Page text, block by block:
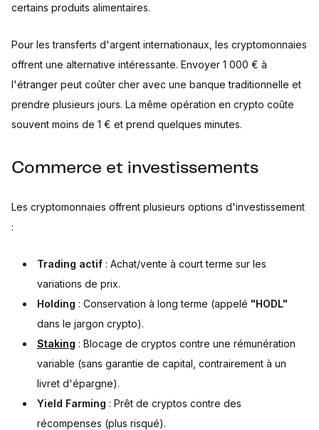
certains produits alimentaires.
Pour les transferts d'argent internationaux, les cryptomonnaies
offrent une alternative intéressante. Envoyer 1 000 € à
l'étranger peut coûter cher avec une banque traditionnelle et
prendre plusieurs jours. La même opération en crypto coûte
souvent moins de 1 € et prend quelques minutes.
Commerce et investissements
Les cryptomonnaies offrent plusieurs options d'investissement
:
Trading actif : Achat/vente à court terme sur les
variations de prix.
Holding : Conservation à long terme (appelé "HODL"
dans le jargon crypto).
Staking : Blocage de cryptos contre une rémunération
variable (sans garantie de capital, contrairement à un
livret d'épargne).
Yield Farming : Prêt de cryptos contre des
récompenses (plus risqué).